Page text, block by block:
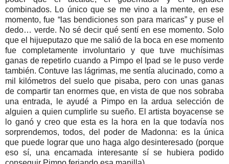
combinados. Lo único que se me vino a la mente, en ese
momento, fue “las bendiciones son para maricas” y puse el
dedo… verde. No sé decir qué sentí en ese momento. Solo
que el hijueputazo que me salió de la boca en ese momento
fue completamente involuntario y que tuve muchísimas
ganas de repetirlo cuando a Pimpo el Ipad se le puso verde
también. Contuve las lágrimas, me sentía alucinado, como a
mil kilómetros del suelo que pisaba, pero con unas ganas
de compartir tan enormes que, en vista de que nos sobraba
una entrada, le ayudé a Pimpo en la ardua selección de
alguien a quien cumplirle su sueño. El artista boyacense se
lo ganó y creo que esta es la hora en la que todavía nos
sorprendemos, todos, del poder de Madonna: es la única
que puede lograr que uno haga algo desinteresado (porque
eso sí, una encamada interesante sí se hubiera podido